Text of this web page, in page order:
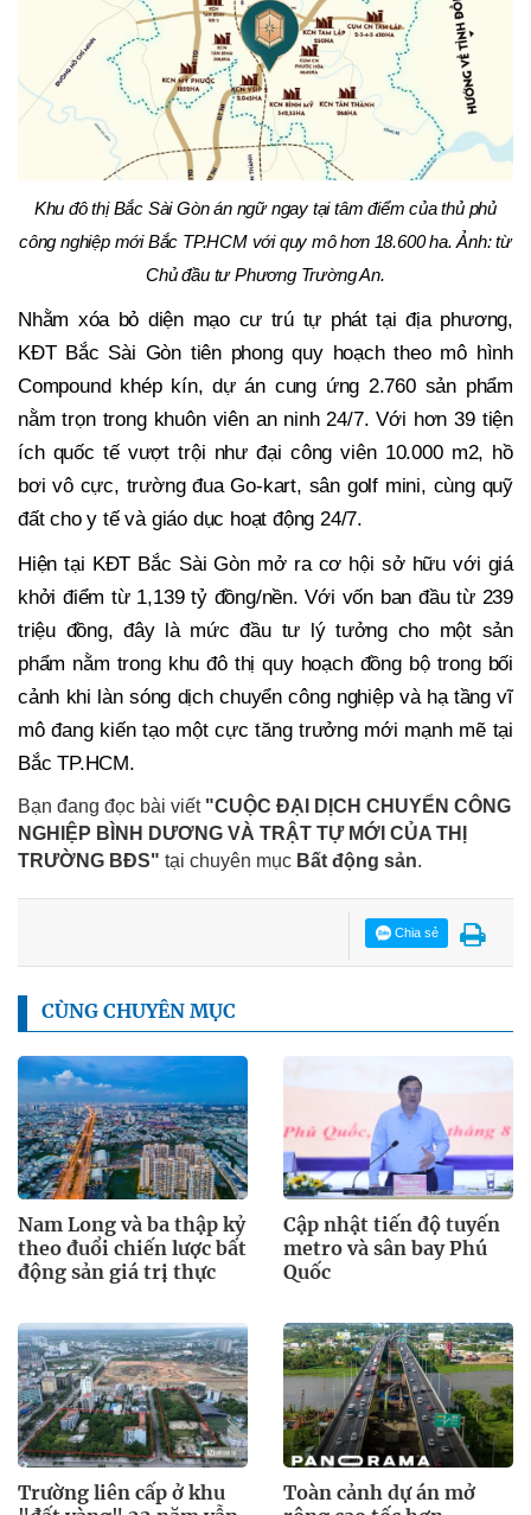
Khu đô thị Bắc Sài Gòn án ngữ ngay tại tâm điểm của thủ phủ
công nghiệp mới Bắc TP.HCM với quy mô hơn 18.600 ha. Ảnh: từ
Chủ đầu tư Phương Trường An.
Nhằm xóa bỏ diện mạo cư trú tự phát tại địa phương,
KĐT Bắc Sài Gòn tiên phong quy hoạch theo mô hình
Compound khép kín, dự án cung ứng 2.760 sản phẩm
nằm trọn trong khuôn viên an ninh 24/7. Với hơn 39 tiện
ích quốc tế vượt trội như đại công viên 10.000 m2, hồ
bơi vô cực, trường đua Go-kart, sân golf mini, cùng quỹ
đất cho y tế và giáo dục hoạt động 24/7.
Hiện tại KĐT Bắc Sài Gòn mở ra cơ hội sở hữu với giá
khởi điểm từ 1,139 tỷ đồng/nền. Với vốn ban đầu từ 239
triệu đồng, đây là mức đầu tư lý tưởng cho một sản
phẩm nằm trong khu đô thị quy hoạch đồng bộ trong bối
cảnh khi làn sóng dịch chuyển công nghiệp và hạ tầng vĩ
mô đang kiến tạo một cực tăng trưởng mới mạnh mẽ tại
Bắc TP.HCM.
Bạn đang đọc bài viết "CUỘC ĐẠI DỊCH CHUYỂN CÔNG
NGHIỆP BÌNH DƯƠNG VÀ TRẬT TỰ MỚI CỦA THỊ
TRƯỜNG BĐS" tại chuyên mục Bất động sản.
Chia sẻ
CÙNG CHUYÊN MỤC
Nam Long và ba thập kỷ
theo đuổi chiến lược bất
động sản giá trị thực
Cập nhật tiến độ tuyến
metro và sân bay Phú
Quốc
Trường liên cấp ở khu
Toàn cảnh dự án mở